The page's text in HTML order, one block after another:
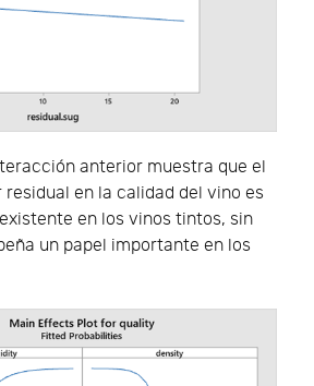
anterior muestra que el
en la calidad del vino es
en los vinos tintos, sin
un papel importante en los